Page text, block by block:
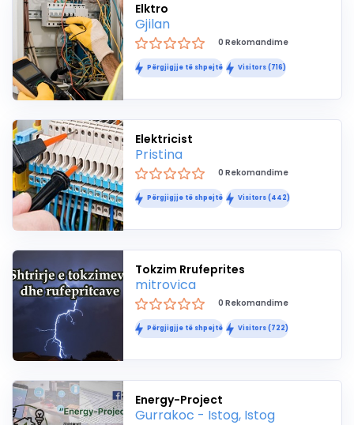
Elktro
Gjilan
0 Rekomandime
Përgjigjje të shpejtë Visitors (716)
Elektricist
Pristina
0 Rekomandime
Përgjigjje të shpejtë Visitors (442)
Tokzim Rrufeprites
mitrovica
0 Rekomandime
Përgjigjje të shpejtë Visitors (722)
Energy-Project
Gurrakoc - Istog, Istog